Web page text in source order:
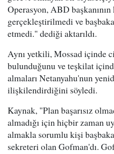
Operasyon, ABD
gerçekleştirilmedi ve
etmedi." dediği aktarıldı.
Aynı yetkili, Mossad içinde
bulunduğunu ve teşkilat
almaları Netanyahu'nun
ilişkilendirdiğini söyledi.
Kaynak, "Plan başarısız
almadığı için hiçbir zaman
almakla sorumlu kişi
sekreteri olan Gofman'dı.